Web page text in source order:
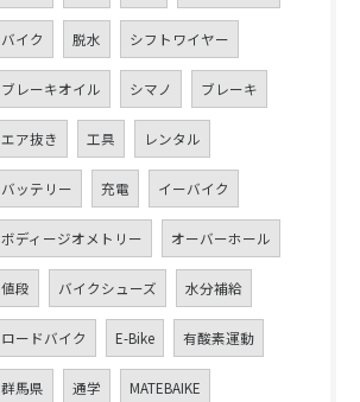
バイク 脱水 シフトワイヤー
ブレーキオイル シマノ ブレーキ
エア抜き 工具 レンタル
バッテリー 充電 イーバイク
ボディージオメトリー オーバーホール
値段 バイクシューズ 水分補給
ロードバイク E-Bike 有酸素運動
群馬県 通学 MATEBAIKE